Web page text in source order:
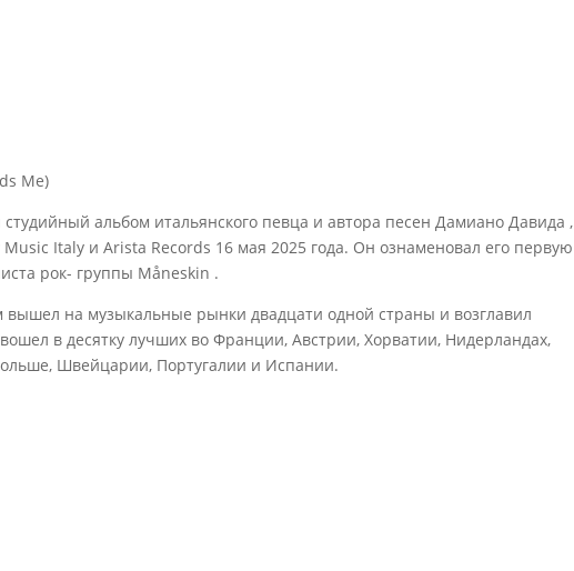
Me)
альбом итальянского певца и автора песен Дамиано Давида ,
Italy и Arista Records 16 мая 2025 года. Он ознаменовал его первую
рок- группы Måneskin .
на музыкальные рынки двадцати одной страны и возглавил
в десятку лучших во Франции, Австрии, Хорватии, Нидерландах,
Швейцарии, Португалии и Испании.